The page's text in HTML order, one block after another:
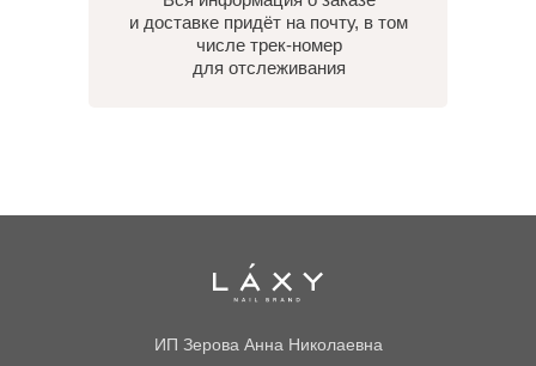
и доставке придёт на почту, в том
числе трек-номер
для отслеживания
ИП Зерова Анна Николаевна